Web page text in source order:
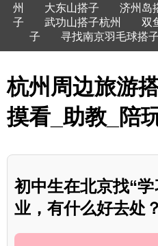
州
大东山搭子 济州岛
子
武功山搭子杭州 双
子
寻找南京羽毛球搭子
杭州周边旅游
摸看_助教_陪
初中生在北京找“
业，有什么好去处？